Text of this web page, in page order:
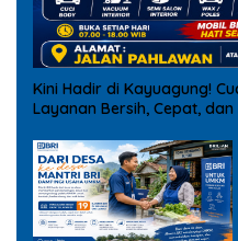
Kini Hadir di Kayuagung!
Layanan Bersih, Cepat,